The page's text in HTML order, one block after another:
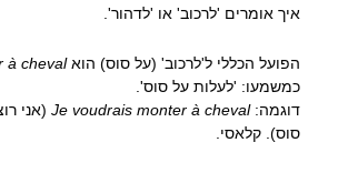
איך אומרים 'לרכוב' או 'לדהור'.
הפועל הכללי ל'לרכוב' (על סוס) הואà cheval
כמשמעו: 'לעלות על סוס'.
דוגמה:Je voudrais monter à cheval(אני
סוס). קלאסי.